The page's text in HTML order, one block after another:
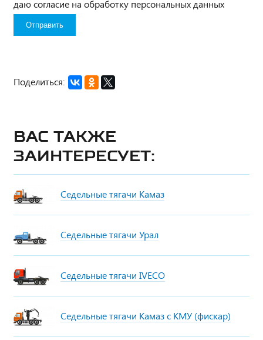
даю согласие на обработку персональных данных
Поделиться:
Вас также
заинтересует:
Седельные тягачи Камаз
Седельные тягачи Урал
Седельные тягачи IVECO
Седельные тягачи Камаз с КМУ (фискар)